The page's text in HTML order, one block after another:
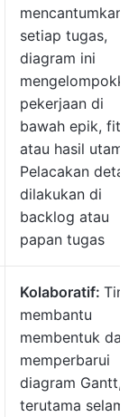
mencantumkan
setiap tugas,
diagram ini
pekerjaan di
bawah epik, fitur,
atau hasil utama.
Pelacakan detail
dilakukan di
backlog atau
papan tugas
Kolaboratif: Tim
membantu
membentuk dan
memperbarui
diagram Gantt,
terutama selama